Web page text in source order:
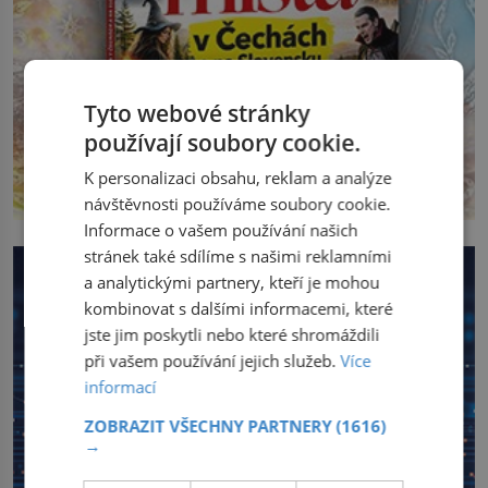
Tyto webové stránky
používají soubory cookie.
K personalizaci obsahu, reklam a analýze
návštěvnosti používáme soubory cookie.
Informace o vašem používání našich
stránek také sdílíme s našimi reklamními
a analytickými partnery, kteří je mohou
kombinovat s dalšími informacemi, které
jste jim poskytli nebo které shromáždili
při vašem používání jejich služeb.Více
informací
ZOBRAZIT VŠECHNY PARTNERY(1616)
→